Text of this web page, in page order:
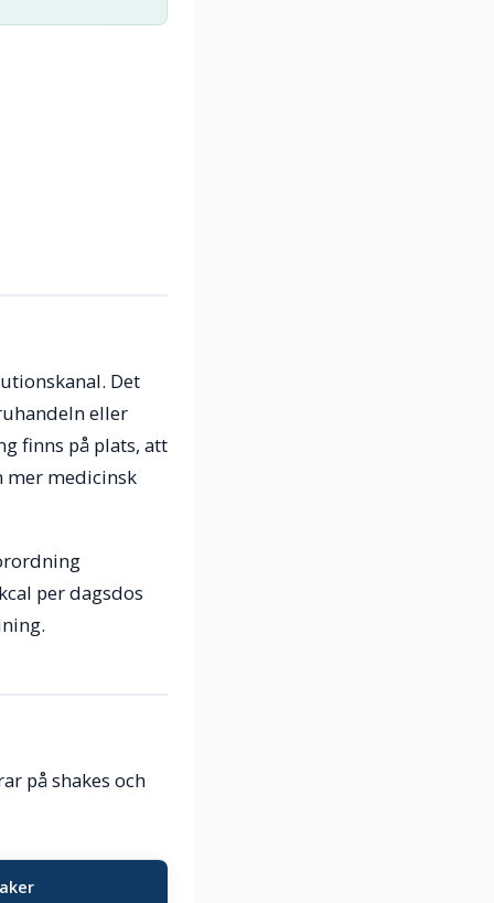
Det
eller
finns på plats, att
mer medicinsk
per dagsdos
på shakes och